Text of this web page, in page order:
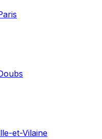
et-Vilaine